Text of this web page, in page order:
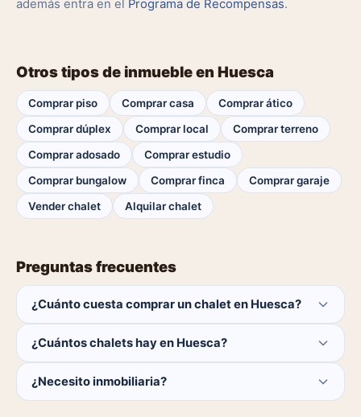
además entra en el Programa de Recompensas.
Otros tipos de inmueble en Huesca
Comprar piso Comprar casa
Comprar ático
Comprar dúplex
Comprar local
Comprar terreno
Comprar adosado
Comprar estudio
Comprar bungalow
Comprar finca
Comprar garaje
Vender chalet
Alquilar chalet
Preguntas frecuentes
¿Cuánto cuesta comprar un chalet en Huesca?
¿Cuántos chalets hay en Huesca?
catálogo se actualiza a diario.
¿Necesito inmobiliaria?